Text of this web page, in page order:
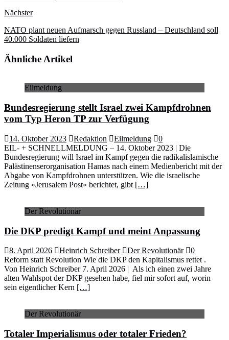
Nächster
NATO plant neuen Aufmarsch gegen Russland – Deutschland soll
40.000 Soldaten liefern
Ähnliche Artikel
Eilmeldung
Bundesregierung stellt Israel zwei Kampfdrohnen
vom Typ Heron TP zur Verfügung
14. Oktober 2023 Redaktion Eilmeldung
0
EIL- + SCHNELLMELDUNG – 14. Oktober 2023 | Die
Bundesregierung will Israel im Kampf gegen die radikalislamische
Palästinenserorganisation Hamas nach einem Medienbericht mit der
Abgabe von Kampfdrohnen unterstützen. Wie die israelische
Zeitung »Jerusalem Post« berichtet, gibt […]
Der Revolutionär
Die DKP predigt Kampf und meint Anpassung
8. April 2026 Heinrich Schreiber Der Revolutionär
0
Reform statt Revolution Wie die DKP den Kapitalismus rettet .
Von Heinrich Schreiber 7. April 2026 | Als ich einen zwei Jahre
alten Wahlspot der DKP gesehen habe, fiel mir sofort auf, worin
sein eigentlicher Kern […]
Der Revolutionär
Totaler Imperialismus oder totaler Frieden?